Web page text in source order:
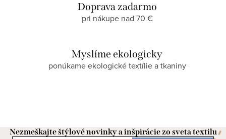
Doprava zadarmo
pri nákupe nad 70 €
Myslíme ekologicky
ponúkame ekologické textílie a tkaniny
Nezmeškajte štýlové novinky a inšpirácie zo sveta textilu